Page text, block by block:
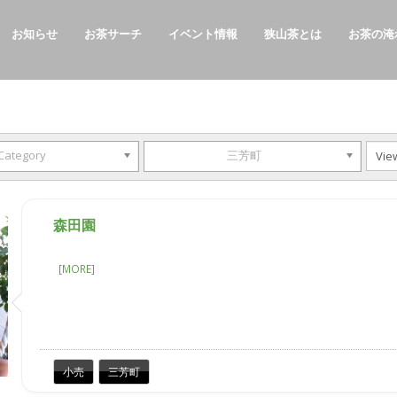
お知らせ お茶サーチ イベント情報 狭山茶とは お茶の
三芳町
森田園
[MORE]
小売 三芳町